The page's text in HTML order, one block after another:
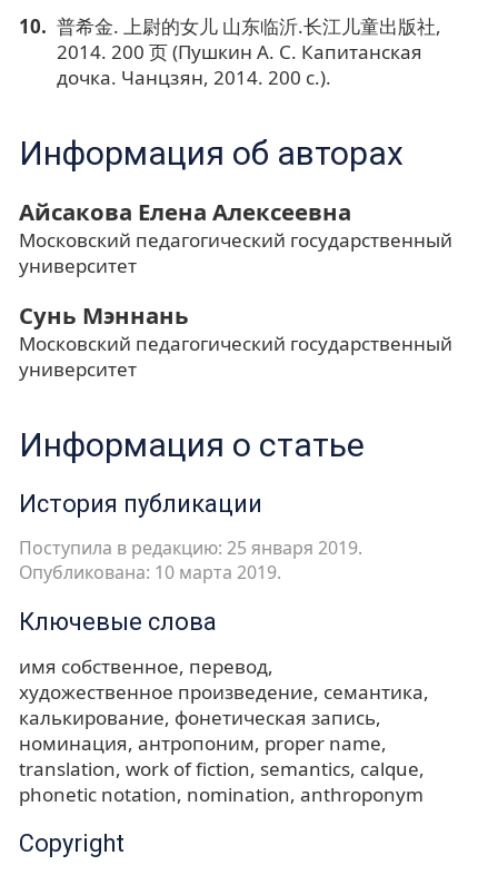
普希金. 上尉的女儿 山东临沂.长江儿童出版社,
2014. 200 页 (Пушкин А. С. Капитанская
дочка. Чанцзян, 2014. 200 с.).
Информация об авторах
Айсакова Елена Алексеевна
Московский педагогический государственный
университет
Сунь Мэннань
Московский педагогический государственный
университет
Информация о статье
История публикации
Поступила в редакцию: 25 января 2019.
Опубликована: 10 марта 2019.
Ключевые слова
имя собственное перевод
художественное произведение семантика
калькирование фонетическая запись
номинация антропоним proper name
translation work of fiction semantics calque
phonetic notation nomination anthroponym
Copyright